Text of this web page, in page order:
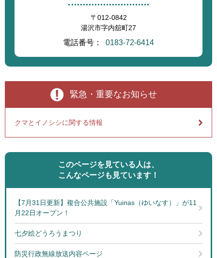
〒012-0842
湯沢市字内舘町27
電話番号： 0183-72-6414
緊急・重要なお知らせ
クマとイノシシに関する情報
このページを見ている人は、
こんなページも見ています！
【7月31日更新】複合公共施設「Yuinas（ゆいなす）」が11
月22日オープン！
七夕絵どうろうまつり
防災行政無線放送内容ページ